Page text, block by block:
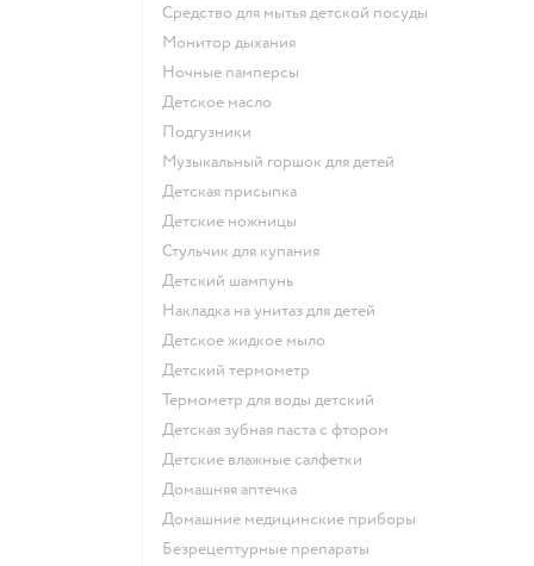
средство для мытья детской посуды
монитор дыхания
ночные памперсы
детское масло
подгузники
музыкальный горшок для детей
детская присыпка
детские ножницы
стульчик для купания
детский шампунь
накладка на унитаз для детей
детское жидкое мыло
детский термометр
термометр для воды детский
детская зубная паста с фтором
детские влажные салфетки
домашняя аптечка
домашние медицинские приборы
безрецептурные препараты